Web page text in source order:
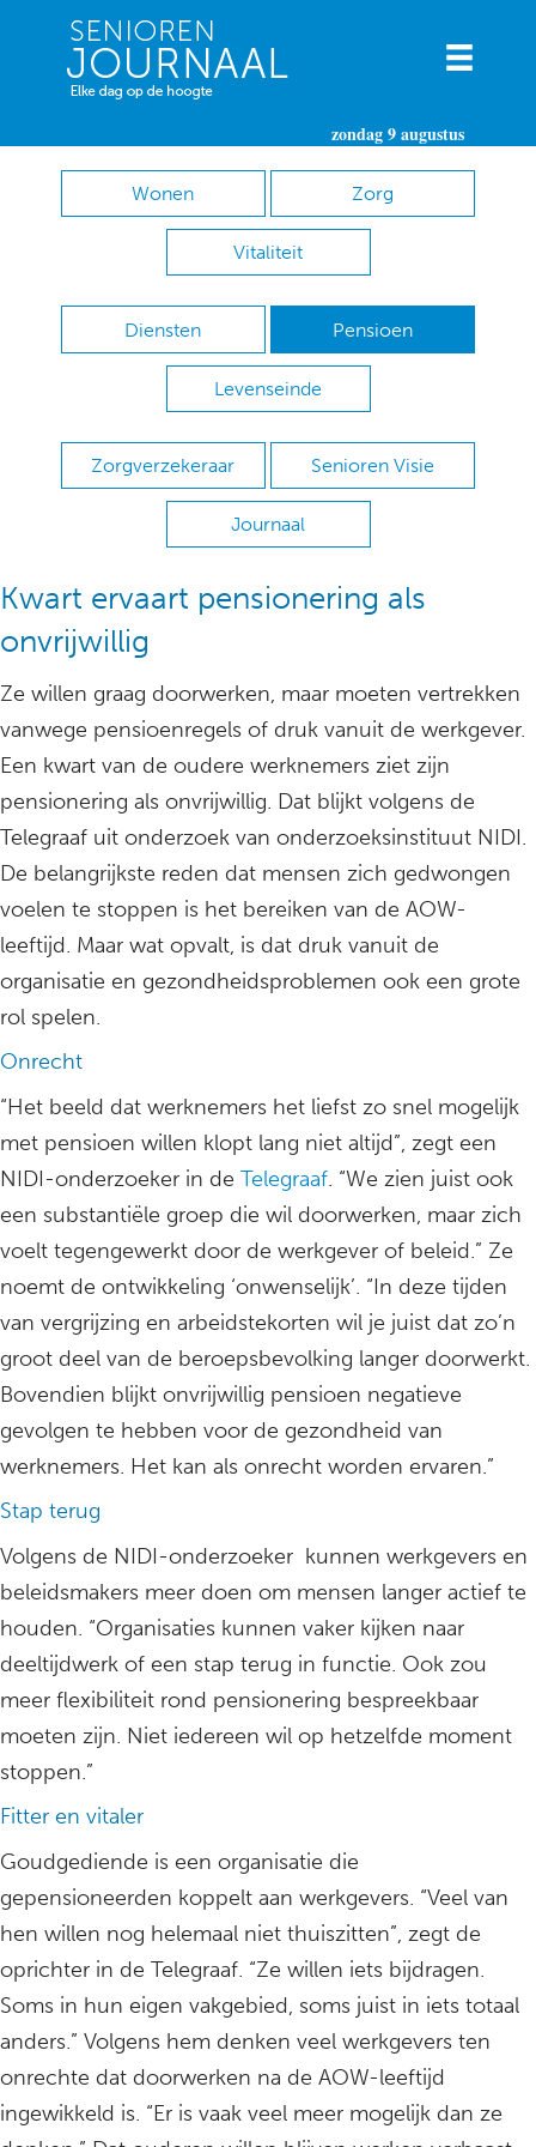
zondag 9 augustus
Wonen Zorg
Vitaliteit
Diensten Pensioen
Levenseinde
Zorgverzekeraar Senioren Visie
Journaal
Kwart ervaart pensionering als
onvrijwillig
Ze willen graag doorwerken, maar moeten vertrekken
vanwege pensioenregels of druk vanuit de werkgever.
Een kwart van de oudere werknemers ziet zijn
pensionering als onvrijwillig. Dat blijkt volgens de
Telegraaf uit onderzoek van onderzoeksinstituut NIDI.
De belangrijkste reden dat mensen zich gedwongen
voelen te stoppen is het bereiken van de AOW-
leeftijd. Maar wat opvalt, is dat druk vanuit de
organisatie en gezondheidsproblemen ook een grote
rol spelen.
Onrecht
“Het beeld dat werknemers het liefst zo snel mogelijk
met pensioen willen klopt lang niet altijd”, zegt een
NIDI-onderzoeker in de Telegraaf. “We zien juist ook
een substantiële groep die wil doorwerken, maar zich
voelt tegengewerkt door de werkgever of beleid.” Ze
noemt de ontwikkeling ‘onwenselijk’. “In deze tijden
van vergrijzing en arbeidstekorten wil je juist dat zo’n
groot deel van de beroepsbevolking langer doorwerkt.
Bovendien blijkt onvrijwillig pensioen negatieve
gevolgen te hebben voor de gezondheid van
werknemers. Het kan als onrecht worden ervaren.”
Stap terug
Volgens de NIDI-onderzoeker kunnen werkgevers en
beleidsmakers meer doen om mensen langer actief te
houden. “Organisaties kunnen vaker kijken naar
deeltijdwerk of een stap terug in functie. Ook zou
meer flexibiliteit rond pensionering bespreekbaar
moeten zijn. Niet iedereen wil op hetzelfde moment
stoppen.”
Fitter en vitaler
Goudgediende is een organisatie die
gepensioneerden koppelt aan werkgevers. “Veel van
hen willen nog helemaal niet thuiszitten”, zegt de
oprichter in de Telegraaf. “Ze willen iets bijdragen.
Soms in hun eigen vakgebied, soms juist in iets totaal
anders.” Volgens hem denken veel werkgevers ten
onrechte dat doorwerken na de AOW-leeftijd
ingewikkeld is. “Er is vaak veel meer mogelijk dan ze